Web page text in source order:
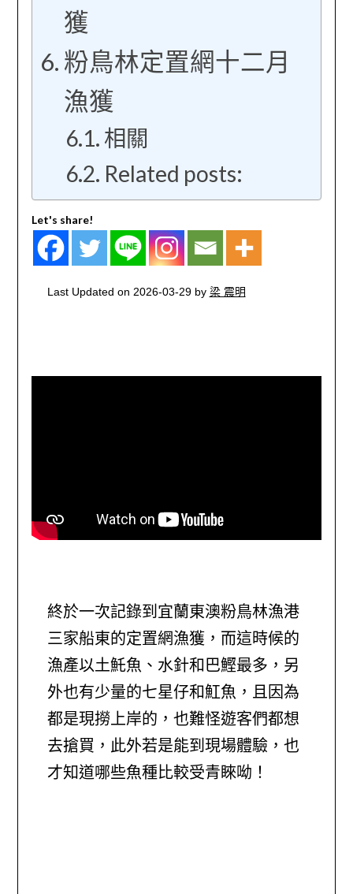
獲
粉鳥林定置網十二月
漁獲
相關
Related posts:
Let's share!
Last Updated on 2026-03-29 by 梁 震明
終於一次記錄到宜蘭東澳粉鳥林漁港
三家船東的定置網漁獲，而這時候的
漁產以土魠魚、水針和巴鰹最多，另
外也有少量的七星仔和魟魚，且因為
都是現撈上岸的，也難怪遊客們都想
去搶買，此外若是能到現場體驗，也
才知道哪些魚種比較受青睞呦！